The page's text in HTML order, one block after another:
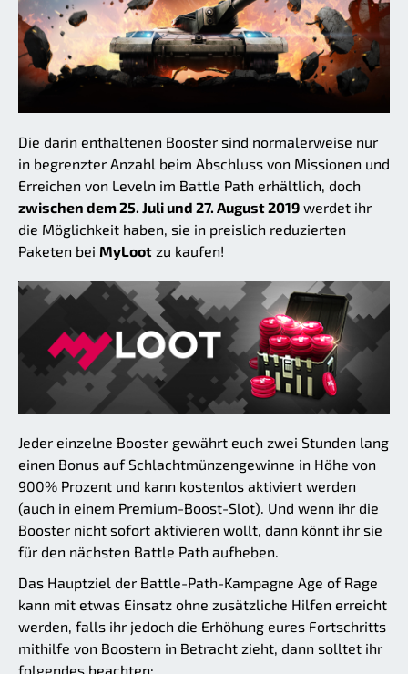
Die darin enthaltenen Booster sind normalerweise nur
in begrenzter Anzahl beim Abschluss von Missionen und
Erreichen von Leveln im Battle Path erhältlich, doch
zwischen dem 25. Juli und 27. August 2019 werdet ihr
die Möglichkeit haben, sie in preislich reduzierten
Paketen bei MyLoot zu kaufen!
Jeder einzelne Booster gewährt euch zwei Stunden lang
einen Bonus auf Schlachtmünzengewinne in Höhe von
900% Prozent und kann kostenlos aktiviert werden
(auch in einem Premium-Boost-Slot). Und wenn ihr die
Booster nicht sofort aktivieren wollt, dann könnt ihr sie
für den nächsten Battle Path aufheben.
Das Hauptziel der Battle-Path-Kampagne Age of Rage
kann mit etwas Einsatz ohne zusätzliche Hilfen erreicht
werden, falls ihr jedoch die Erhöhung eures Fortschritts
mithilfe von Boostern in Betracht zieht, dann solltet ihr
folgendes beachten: